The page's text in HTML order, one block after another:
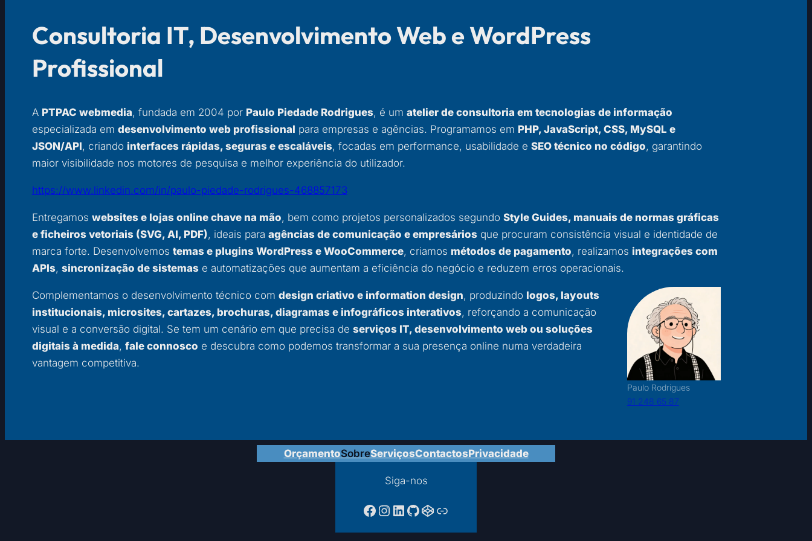
Consultoria IT, Desenvolvimento Web e WordPress
Profissional
A PTPAC webmedia, fundada em 2004 por Paulo Piedade Rodrigues, é um atelier de consultoria em tecnologias de informação
especializada em desenvolvimento web profissional para empresas e agências. Programamos em PHP, JavaScript, CSS, MySQL e
JSON/API, criando interfaces rápidas, seguras e escaláveis, focadas em performance, usabilidade e SEO técnico no código, garantindo
maior visibilidade nos motores de pesquisa e melhor experiência do utilizador.
https://www.linkedin.com/in/paulo-piedade-rodrigues-468857173
Entregamos websites e lojas online chave na mão, bem como projetos personalizados segundo Style Guides, manuais de normas gráficas
e ficheiros vetoriais (SVG, AI, PDF), ideais para agências de comunicação e empresáriosque procuram consistência visual e identidade de
marca forte. Desenvolvemos temas e plugins WordPress e WooCommerce, criamos métodos de pagamento, realizamos integrações com
APIs, sincronização de sistemase automatizações que aumentam a eficiência do negócio e reduzem erros operacionais.
Paulo Rodrigues
91 248 65 87
Complementamos o desenvolvimento técnico com design criativo e information design, produzindo logos, layouts
institucionais, microsites, cartazes, brochuras, diagramas e infográficos interativos, reforçando a comunicação
visual e a conversão digital. Se tem um cenário em que precisa de serviços IT, desenvolvimento web ou soluções
digitais à medida, fale connosco e descubra como podemos transformar a sua presença online numa verdadeira
vantagem competitiva.
OrçamentoSobreServiçosContactosPrivacidade
Siga-nos
Facebook da PTPAC
Instagram
LinkedIn
GitHub
CodePen
Ligação